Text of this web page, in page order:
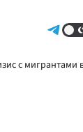
с мигрантами